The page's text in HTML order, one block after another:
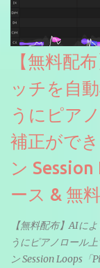
【無料配
ッチを自
うにピア
補正がで
ン
ース & 無
【無料配布】AIに
うにピアノロール
ン Session Loops